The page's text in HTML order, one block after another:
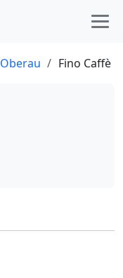
Oberau Fino Caffè